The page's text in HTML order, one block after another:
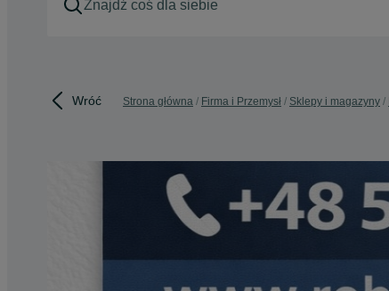
Wróć Strona główna Firma i Przemysł Sklepy i magazyny